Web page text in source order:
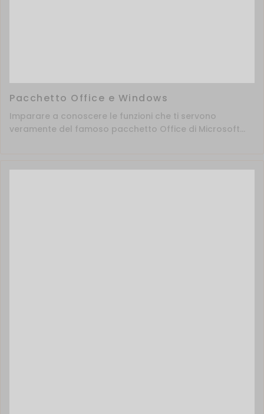
Pacchetto Office e Windows
Imparare a conoscere le funzioni che ti servono
veramente del famoso pacchetto Office di Microsoft...